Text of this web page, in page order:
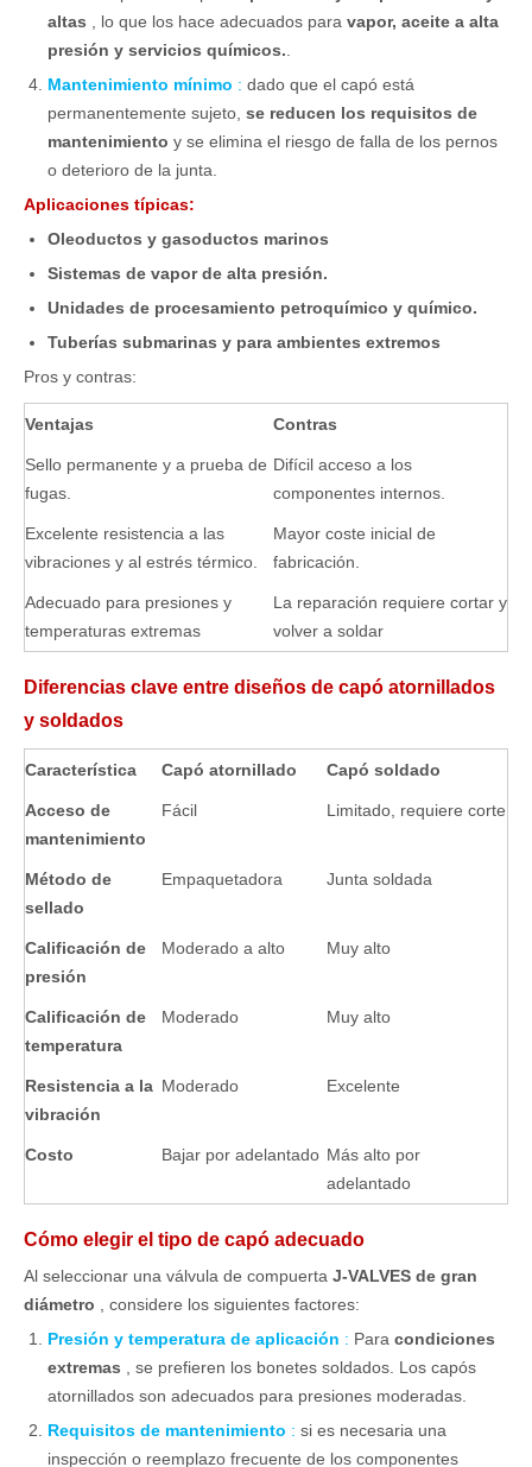
altas
, lo que los hace adecuados para vapor, aceite a alta
presión y servicios químicos.
Mantenimiento mínimo : dado que el capó está
permanentemente sujeto, se reducen los requisitos de
mantenimiento y se elimina el riesgo de falla de los pernos
o deterioro de la junta.
Aplicaciones típicas:
Oleoductos y gasoductos marinos
Sistemas de vapor de alta presión.
Unidades de procesamiento petroquímico y químico.
Tuberías submarinas y para ambientes extremos
Pros y contras:
Ventajas Contras
Sello permanente y a prueba de
fugas.
Difícil acceso a los
componentes internos.
Excelente resistencia a las
vibraciones y al estrés térmico.
Mayor coste inicial de
fabricación.
Adecuado para presiones y
temperaturas extremas
La reparación requiere cortar y
volver a soldar
Diferencias clave entre diseños de capó atornillados
y soldados
Característica Capó atornillado Capó soldado
Acceso de
mantenimiento
Fácil Limitado, requiere corte
Método de
sellado
Empaquetadora Junta soldada
Calificación de
presión
Moderado a alto Muy alto
Calificación de
temperatura
Moderado Muy alto
Resistencia a la
vibración
Moderado Excelente
Costo Bajar por adelantado Más alto por
adelantado
Cómo elegir el tipo de capó adecuado
Al seleccionar una válvula de compuerta J-VALVES de gran
diámetro
, considere los siguientes factores:
Presión y temperatura de aplicación : Para condiciones
extremas
, se prefieren los bonetes soldados. Los capós
atornillados son adecuados para presiones moderadas.
Requisitos de mantenimiento : si es necesaria una
inspección o reemplazo frecuente de los componentes